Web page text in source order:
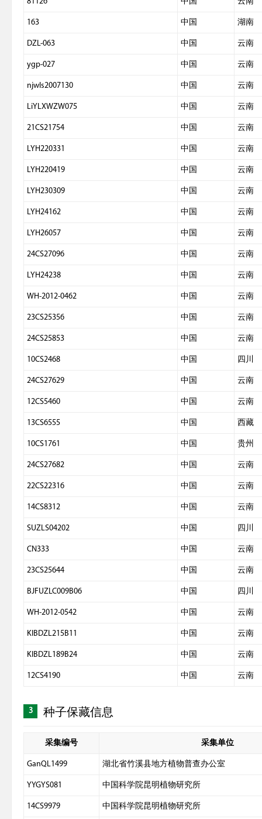
163 中国 湖南
DZL-063 中国 云南
ygp-027 中国 云南
njwls2007130 中国 云南
LiYLXWZW075 中国 云南
21CS21754 中国 云南
LYH220331 中国 云南
LYH220419 中国 云南
LYH230309 中国 云南
LYH24162 中国 云南
LYH26057 中国 云南
24CS27096 中国 云南
LYH24238 中国 云南
WH-2012-0462 中国 云南
23CS25356 中国 云南
24CS25853 中国 云南
10CS2468 中国 四川
24CS27629 中国 云南
12CS5460 中国 云南
13CS6555 中国 西藏
10CS1761 中国 贵州
24CS27682 中国 云南
22CS22316 中国 云南
14CS8312 中国 云南
SUZLS04202 中国 四川
CN333 中国 云南
23CS25644 中国 云南
BJFUZLC009B06 中国 四川
WH-2012-0542 中国 云南
KIBDZL215B11 中国 云南
KIBDZL189B24 中国 云南
12CS4190 中国 云南
3 种子保藏信息
采集编号 采集单位
GanQL1499 湖北省竹溪县地方植物普查办公室
YYGYS081 中国科学院昆明植物研究所
14CS9979 中国科学院昆明植物研究所